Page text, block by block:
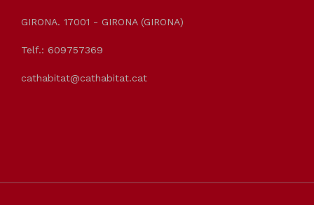
GIRONA. 17001 - GIRONA (GIRONA)
Telf.: 609757369
cathabitat@cathabitat.cat